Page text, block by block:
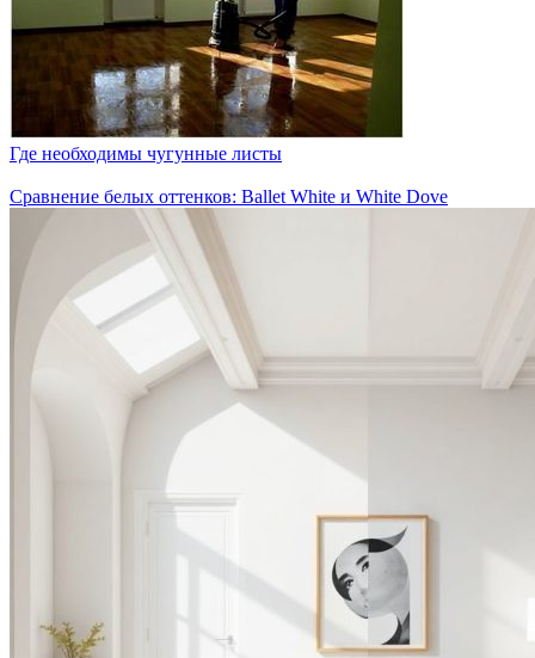
Где необходимы чугунные листы
Сравнение белых оттенков: Ballet White и White Dove